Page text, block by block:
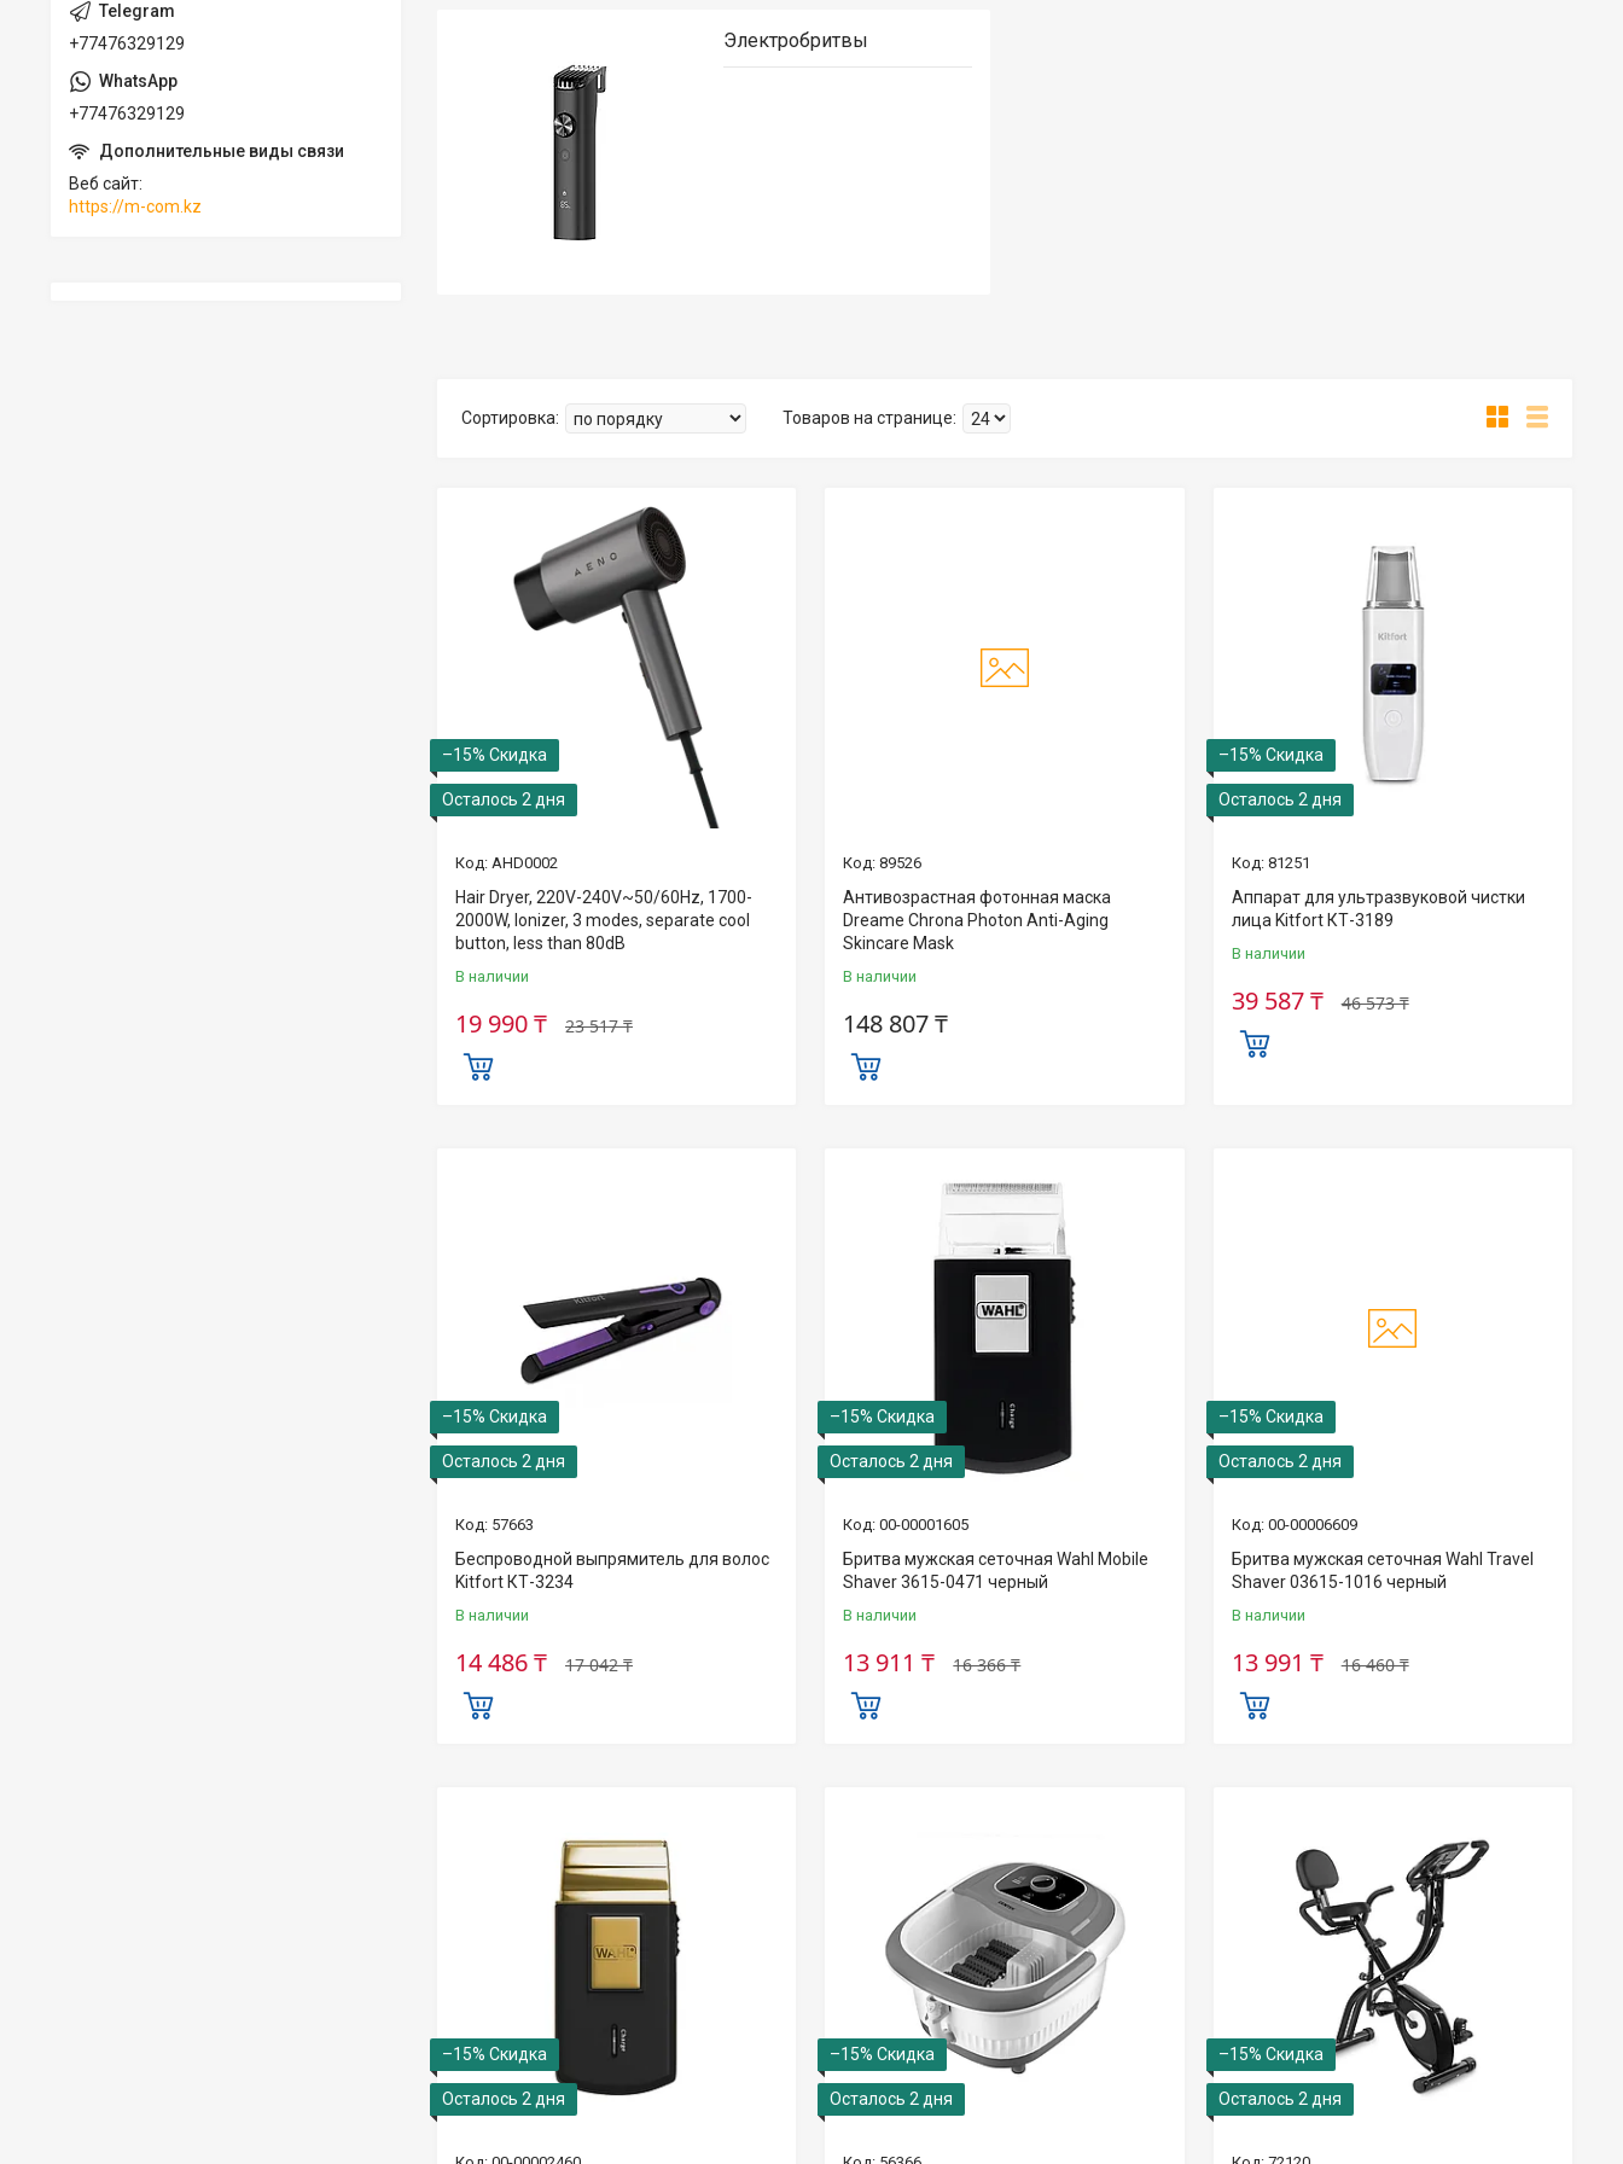
Электробритвы
–15%
Осталось 2 дня
AHD0002
Hair Dryer, 220V-240V~50/60Hz, 1700-
2000W, Ionizer, 3 modes, separate cool
button, less than 80dB
В наличии
23 517 ₸
19 990 ₸
89526
Антивозрастная фотонная маска
Dreame Chrona Photon Anti-Aging
Skincare Mask
В наличии
148 807 ₸
–15%
Осталось 2 дня
81251
Аппарат для ультразвуковой чистки
лица Kitfort КТ-3189
В наличии
46 573 ₸
39 587 ₸
–15%
Осталось 2 дня
57663
Беспроводной выпрямитель для волос
Kitfort КТ-3234
В наличии
17 042 ₸
14 486 ₸
–15%
Осталось 2 дня
00-00001605
Бритва мужская сеточная Wahl Mobile
Shaver 3615-0471 черный
В наличии
16 366 ₸
13 911 ₸
–15%
Осталось 2 дня
00-00006609
Бритва мужская сеточная Wahl Travel
Shaver 03615-1016 черный
В наличии
16 460 ₸
13 991 ₸
–15%
Осталось 2 дня
–15%
Осталось 2 дня
–15%
Осталось 2 дня
+77476329129
+77476329129
Веб сайт
https://m-com.kz